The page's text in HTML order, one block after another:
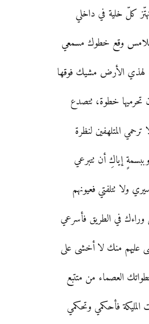
كلّ خلية في داخلي
يلامس وقع خطوك مسمعي
الأرض مشيك فوقها
تحرميها خطوة، تتصدع
ترحمي المتلهفين لنظرة
وببسمةٍ إياكِ أن تتبرعي
ولا تتلفتي فعيونهم
وراءك في الطريق فأسرعي
عليهم منك لا أخشى على
العصماء من متتبع
المليكة فأحكمي وتحكمي